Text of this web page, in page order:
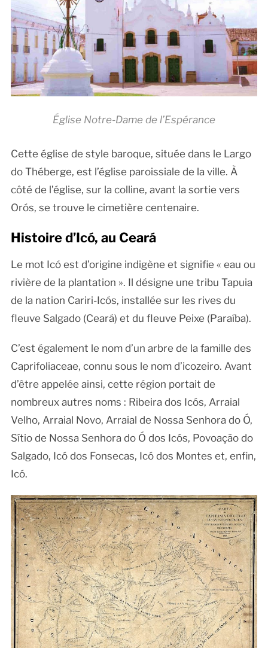
Église Notre-Dame de l’Espérance
Cette église de style baroque, située dans le Largo
do Théberge, est l’église paroissiale de la ville. À
côté de l’église, sur la colline, avant la sortie vers
Orós, se trouve le cimetière centenaire.
Histoire d’Icó, au Ceará
Le mot Icó est d’origine indigène et signifie « eau ou
rivière de la plantation ». Il désigne une tribu Tapuia
de la nation Cariri-Icós, installée sur les rives du
fleuve Salgado (Ceará) et du fleuve Peixe (Paraíba).
C’est également le nom d’un arbre de la famille des
Caprifoliaceae, connu sous le nom d’icozeiro. Avant
d’être appelée ainsi, cette région portait de
nombreux autres noms : Ribeira dos Icós, Arraial
Velho, Arraial Novo, Arraial de Nossa Senhora do Ó,
Sítio de Nossa Senhora do Ó dos Icós, Povoação do
Salgado, Icó dos Fonsecas, Icó dos Montes et, enfin,
Icó.